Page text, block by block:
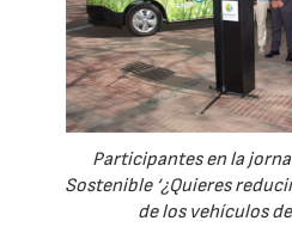
Participantes en la
Sostenible ‘¿Quieres
de los vehículos